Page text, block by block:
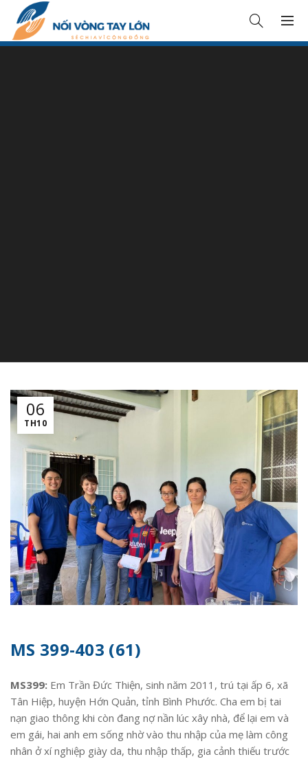
06
TH10
MS 399-403 (61)
MS399: Em Trần Đức Thiện, sinh năm 2011, trú tại ấp 6, xã
Tân Hiệp, huyện Hớn Quản, tỉnh Bình Phước. Cha em bị tai
nạn giao thông khi còn đang nợ nần lúc xây nhà, để lại em và
em gái, hai anh em sống nhờ vào thu nhập của mẹ làm công
nhân ở xí nghiệp giày da, thu nhập thấp, gia cảnh thiếu trước